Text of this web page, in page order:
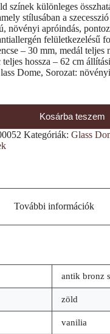
színek különleges
stílusában a
növényi apróindás,
felületkezelésű
– 30 mm, medál teljes
hossza – 62 cm
Dome, Sorozat:
Kosárba teszem
Kategóriák: Glass
További információk
antik bronz
zöld
vanilia